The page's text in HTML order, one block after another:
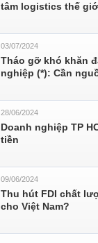
tâm logistics thế
03/07/2024
Tháo gỡ khó khăn
nghiệp (*): Cần
28/06/2024
Doanh nghiệp TP
tiền
09/06/2024
Thu hút FDI chất
cho Việt Nam?